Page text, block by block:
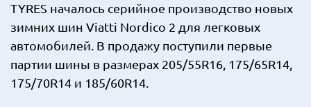
TYRES началось серийное производство новых
зимних шин Viatti Nordico 2 для легковых
автомобилей. В продажу поступили первые
партии шины в размерах 205/55R16, 175/65R14,
175/70R14 и 185/60R14.